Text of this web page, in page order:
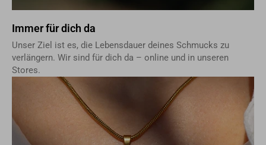
Immer für dich da
Unser Ziel ist es, die Lebensdauer deines Schmucks zu
verlängern. Wir sind für dich da – online und in unseren
Stores.